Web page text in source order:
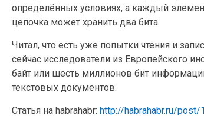
определённых условиях, а каждый
цепочка может хранить два бита.
Читал, что есть уже попытки чтения и
сейчас исследователи из Европейского
байт или шесть миллионов бит
текстовых документов.
Статья на habrahabr: http://habrahabr.ru/post/